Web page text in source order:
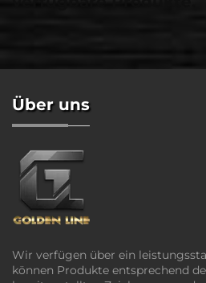
Über uns
Wir verfügen über ein
können Produkte entsprechend